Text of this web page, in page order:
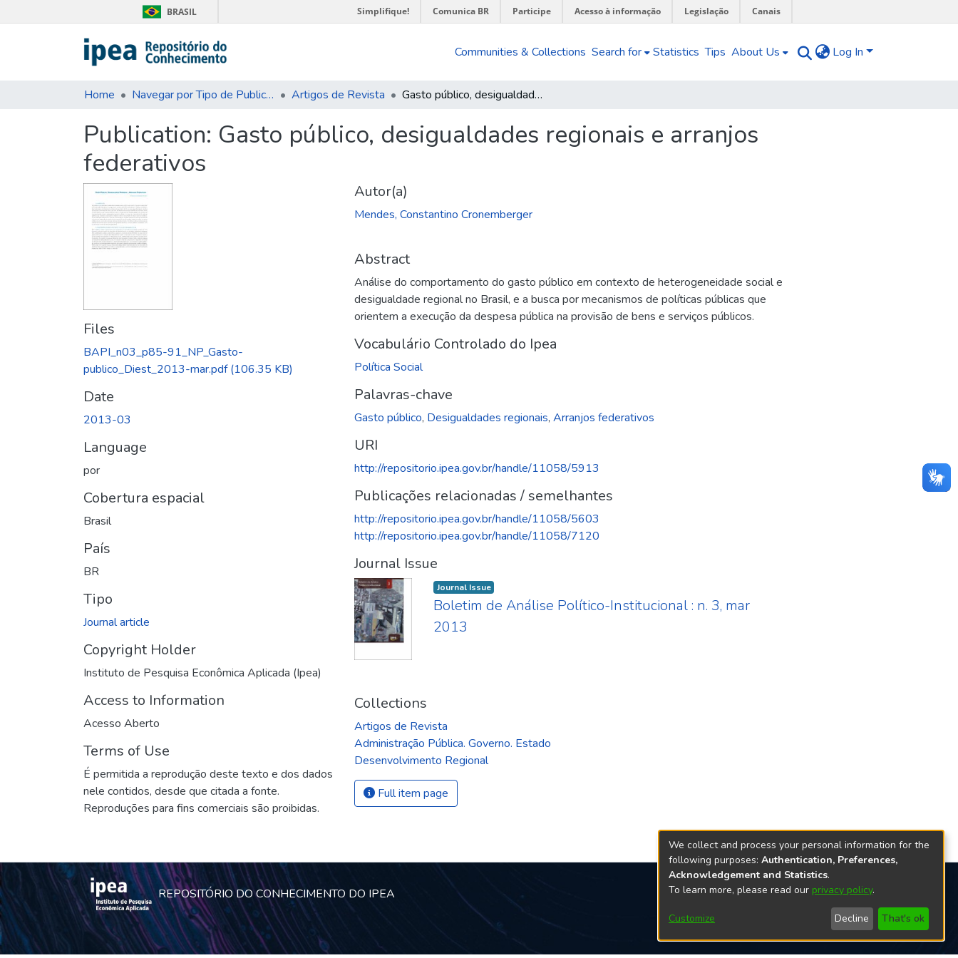
BRASIL Simplifique! Comunica BR Participe Acesso à informação Legislação Canais
Communities & Collections Search for Statistics Tips About Us Log In
Home Navegar por Tipo de Publicação Artigos de Revista Gasto público, desigualdades regionais e arranjos federativos
Publication: Gasto público, desigualdades regionais e arranjos
federativos
Files
BAPI_n03_p85-91_NP_Gasto-
publico_Diest_2013-mar.pdf(106.35 KB)
Date
2013-03
Language
por
Cobertura espacial
Brasil
País
BR
Tipo
Journal article
Copyright Holder
Instituto de Pesquisa Econômica Aplicada (Ipea)
Access to Information
Acesso Aberto
Terms of Use
É permitida a reprodução deste texto e dos dados
nele contidos, desde que citada a fonte.
Reproduções para fins comerciais são proibidas.
Autor(a)
Mendes, Constantino Cronemberger
Abstract
Análise do comportamento do gasto público em contexto de heterogeneidade social e
desigualdade regional no Brasil, e a busca por mecanismos de políticas públicas que
orientem a execução da despesa pública na provisão de bens e serviços públicos.
Vocabulário Controlado do Ipea
Política Social
Palavras-chave
Gasto público, Desigualdades regionais, Arranjos federativos
URI
http://repositorio.ipea.gov.br/handle/11058/5913
Publicações relacionadas / semelhantes
http://repositorio.ipea.gov.br/handle/11058/5603
http://repositorio.ipea.gov.br/handle/11058/7120
Journal Issue
Journal Issue
Boletim de Análise Político-Institucional : n. 3, mar
2013
Collections
Artigos de Revista
Administração Pública. Governo. Estado
Desenvolvimento Regional
Full item page
REPOSITÓRIO DO CONHECIMENTO DO IPEA
Redes sociais
We collect and process your personal information for the
following purposes: Authentication, Preferences,
Acknowledgement and Statistics.
To learn more, please read our privacy policy.
Customize Decline That's ok